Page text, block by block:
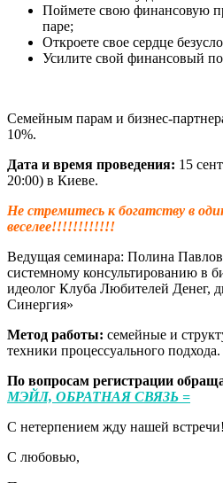
Поймете свою финансовую
паре;
Откроете свое сердце
Усилите свой финансовый
Семейным парам и бизнес-
10%.
Дата и время проведения: 15
20:00) в Киеве.
Не стремитесь к богатству в
веселее!!!!!!!!!!!!
Ведущая семинара: Полина
системному консультированию в
идеолог Клуба Любителей Денег,
Синергия»
Метод работы: семейные и
техники процессуального подхода.
По вопросам регистрации
МЭЙЛ, ОБРАТНАЯ СВЯЗЬ =
С нетерпением жду нашей встречи!
С любовью,